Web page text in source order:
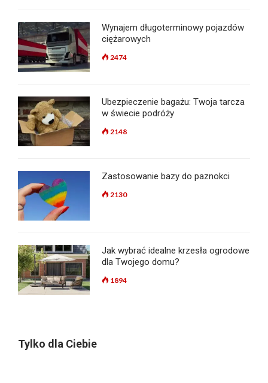
Wynajem długoterminowy pojazdów
ciężarowych
2474
Ubezpieczenie bagażu: Twoja tarcza
w świecie podróży
2148
Zastosowanie bazy do paznokci
2130
Jak wybrać idealne krzesła ogrodowe
dla Twojego domu?
1894
Tylko dla Ciebie